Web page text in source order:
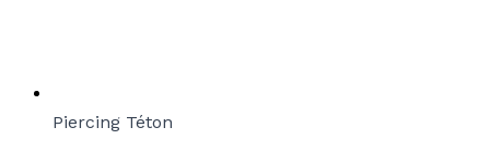
Piercing Téton